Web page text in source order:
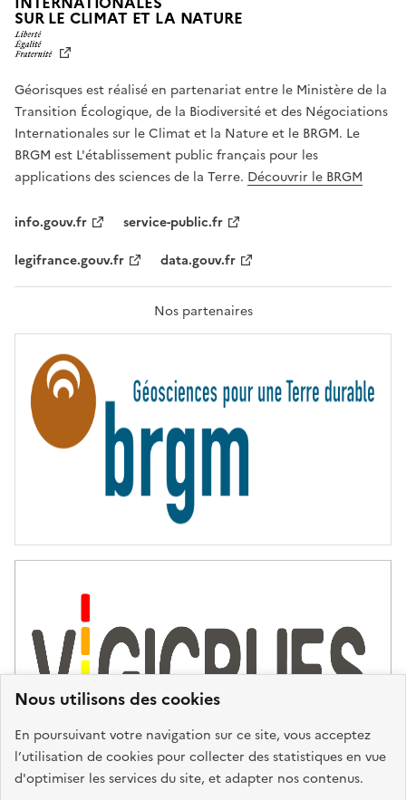
Nous utilisons des cookies
En poursuivant votre navigation sur ce site, vous acceptez
l’utilisation de cookies pour collecter des statistiques en vue
d'optimiser les services du site, et adapter nos contenus.
SUR LE CLIMAT ET LA NATUREL
T
É
,
É
G
A
L
F
A
T
R
T
É
Géorisques est réalisé en partenariat entre le Ministère de la
Transition Écologique, de la Biodiversité et des Négociations
Internationales sur le Climat et la Nature et le BRGM. Le
BRGM est L'établissement public français pour les
applications des sciences de la Terre. Découvrir le BRGM
info.gouv.fr
service-public.fr
legifrance.gouv.fr
data.gouv.fr
Nos partenaires